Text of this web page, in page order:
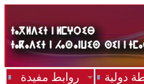
روابط مفيدة دولية